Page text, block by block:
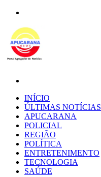
INÍCIO
ÚLTIMAS NOTÍCIAS
APUCARANA
POLICIAL
REGIÃO
POLÍTICA
ENTRETENIMENTO
TECNOLOGIA
SAÚDE